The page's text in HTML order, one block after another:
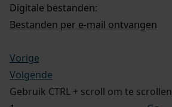
Digitale bestanden:
Bestanden per e-mail ontvangen
Vorige
Volgende
Gebruik CTRL + scroll om te scrollen